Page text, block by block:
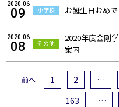
2020.06
09 小学校 お誕生日おめで
2020.06
08 その他
2020年度金剛
案内
前へ 1 2 …
163
…